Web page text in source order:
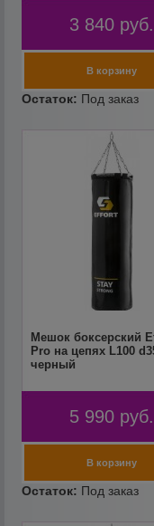
3 840 руб.
Мешок боксерский
Pro на цепях L100
черный
5 990 руб.